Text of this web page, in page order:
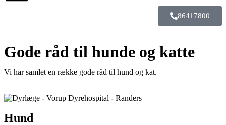
86417800
Gode råd til hunde og katte
Vi har samlet en række gode råd til hund og kat.
Hund